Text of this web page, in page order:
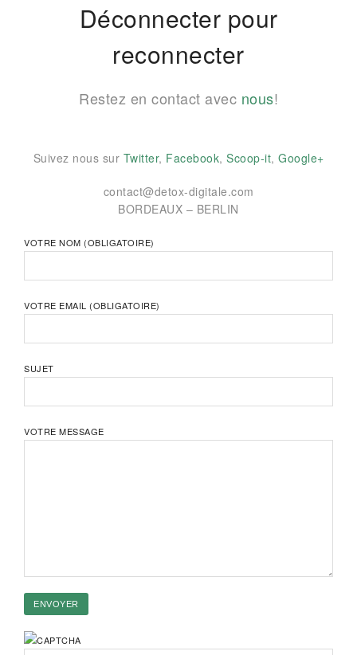
Déconnecter pour
reconnecter
Restez en contact avec nous!
Suivez nous sur Twitter, Facebook, Scoop-it, Google+
contact@detox-digitale.com
BORDEAUX – BERLIN
VOTRE NOM (OBLIGATOIRE)
VOTRE EMAIL (OBLIGATOIRE)
SUJET
VOTRE MESSAGE